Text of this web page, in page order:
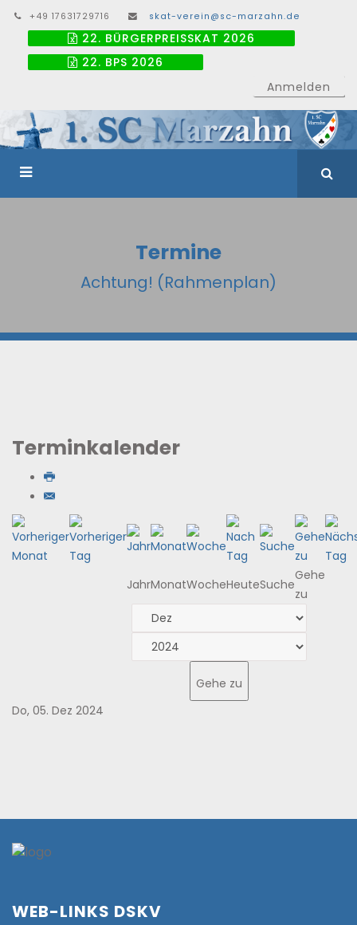
+49 17631729716 skat-verein@sc-marzahn.de
22. BÜRGERPREISSKAT 2026
22. BPS 2026
Anmelden
Termine
Achtung! (Rahmenplan)
Terminkalender
JahrMonatWocheHeuteSuche
Gehe
zu
Gehe zu
Do, 05. Dez 2024
WEB-LINKS DSKV